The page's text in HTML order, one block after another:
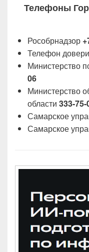
Телефоны
Рособрнадзор
Телефон
Министерство
06
Министерство
области 333-75-
Самарское
Самарское